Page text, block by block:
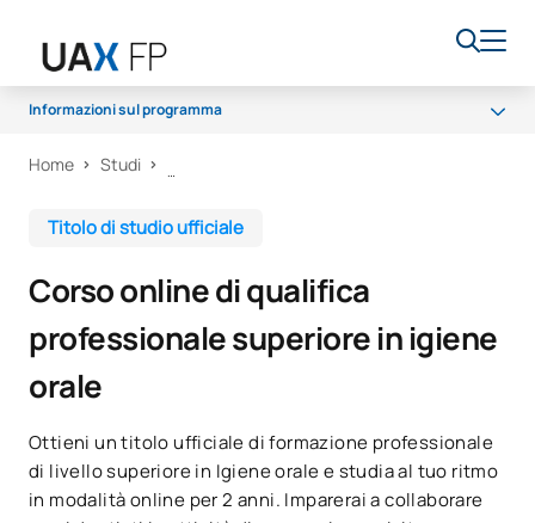
Informazioni sul programma
Programma
Opportunità di carriera
Home Studi
Titolo di studio ufficiale
Corso online di qualifica
professionale superiore in igiene
orale
Ottieni un titolo ufficiale di formazione professionale
di livello superiore in Igiene orale e studia al tuo ritmo
in modalità online per 2 anni. Imparerai a collaborare